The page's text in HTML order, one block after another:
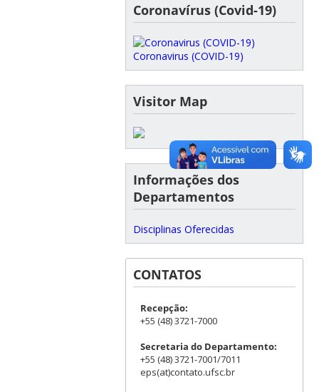
Coronavírus (Covid-19)
Coronavirus (COVID-19)
Visitor Map
Informações dos
Departamentos
Disciplinas Oferecidas
CONTATOS
Recepção:
+55 (48) 3721-7000
Secretaria do Departamento:
+55 (48) 3721-7001/7011
eps(at)contato.ufsc.br